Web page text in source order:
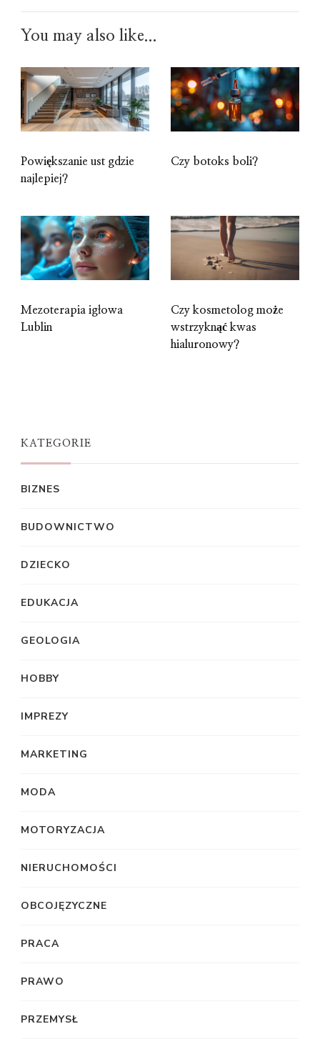
You may also like...
Powiększanie ust gdzie
najlepiej?
Czy botoks boli?
Mezoterapia igłowa
Lublin
Czy kosmetolog może
wstrzyknąć kwas
hialuronowy?
KATEGORIE
BIZNES
BUDOWNICTWO
DZIECKO
EDUKACJA
GEOLOGIA
HOBBY
IMPREZY
MARKETING
MODA
MOTORYZACJA
NIERUCHOMOŚCI
OBCOJĘZYCZNE
PRACA
PRAWO
PRZEMYSŁ